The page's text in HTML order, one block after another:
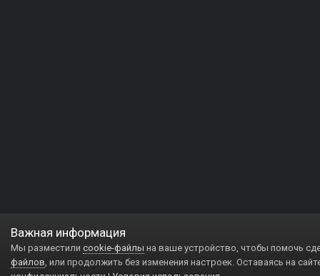
Важная информация
Мы разместили cookie-файлы на ваше устройство, чтобы помочь
файлов, или продолжить без изменения настроек. Оставаясь на